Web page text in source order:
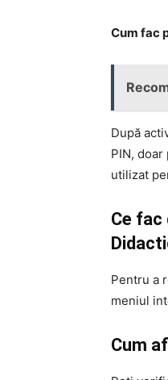
Cum fac
După
PIN,
utilizat
Ce fac
Pentru a
meniul
Cum